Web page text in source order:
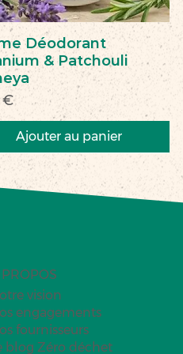
Déodorant
& Patchouli
€
Ajouter au panier
vision
engagements
fournisseurs
blog Zéro déchet